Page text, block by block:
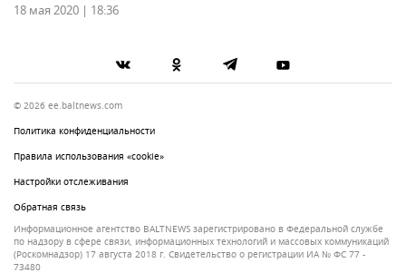
18 мая 2020 | 18:36
© 2026 ee.baltnews.com
Политика конфиденциальности
Правила использования «cookie»
Настройки отслеживания
Обратная связь
Информационное агентство BALTNEWS зарегистрировано в Федеральной службе
по надзору в сфере связи, информационных технологий и массовых коммуникаций
(Роскомнадзор) 17 августа 2018 г. Свидетельство о регистрации ИА № ФС 77 -
73480